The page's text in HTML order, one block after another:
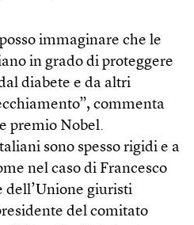
immaginare che le
in grado di proteggere
diabete e da altri
commenta
premio Nobel.
sono spesso rigidi e a
nel caso di Francesco
dell’Unione giuristi
del comitato